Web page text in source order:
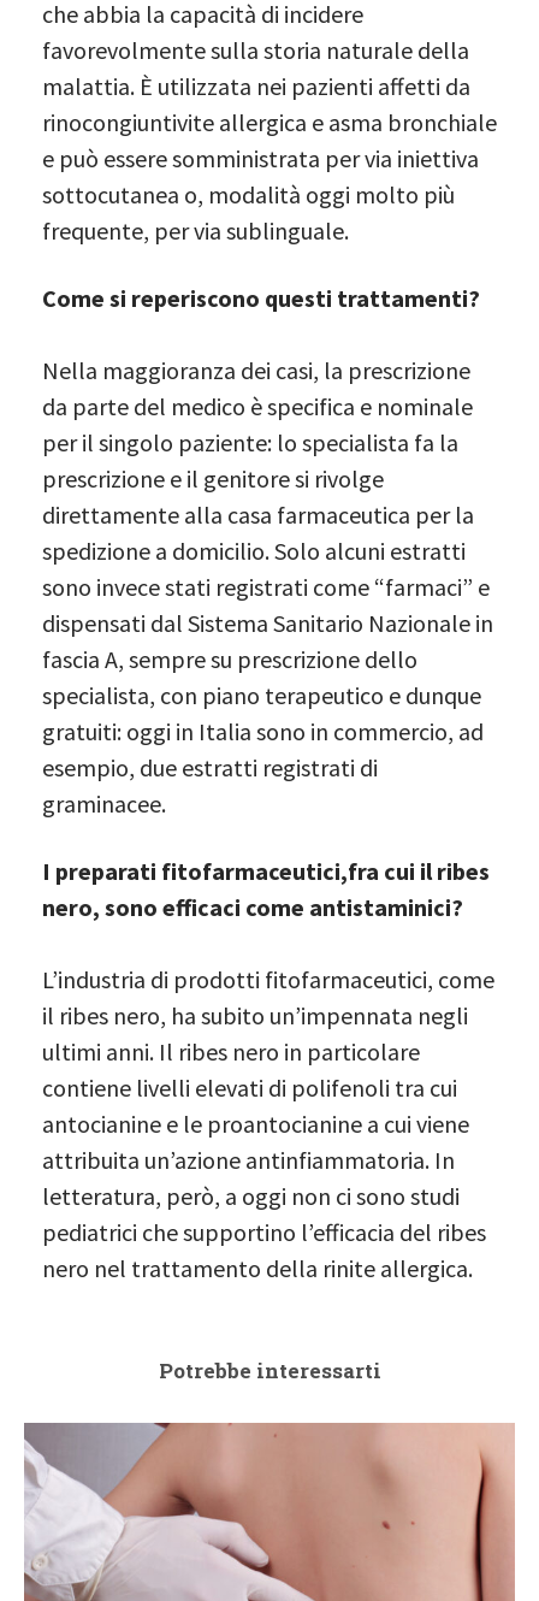
che abbia la capacità di incidere
favorevolmente sulla storia naturale della
malattia. È utilizzata nei pazienti affetti da
rinocongiuntivite allergica e asma bronchiale
e può essere somministrata per via iniettiva
sottocutanea o, modalità oggi molto più
frequente, per via sublinguale.
Come si reperiscono questi trattamenti?
Nella maggioranza dei casi, la prescrizione
da parte del medico è specifica e nominale
per il singolo paziente: lo specialista fa la
prescrizione e il genitore si rivolge
direttamente alla casa farmaceutica per la
spedizione a domicilio. Solo alcuni estratti
sono invece stati registrati come “farmaci” e
dispensati dal Sistema Sanitario Nazionale in
fascia A, sempre su prescrizione dello
specialista, con piano terapeutico e dunque
gratuiti: oggi in Italia sono in commercio, ad
esempio, due estratti registrati di
graminacee.
I preparati fitofarmaceutici,fra cui il ribes
nero, sono efficaci come antistaminici?
L’industria di prodotti fitofarmaceutici, come
il ribes nero, ha subito un’impennata negli
ultimi anni. Il ribes nero in particolare
contiene livelli elevati di polifenoli tra cui
antocianine e le proantocianine a cui viene
attribuita un’azione antinfiammatoria. In
letteratura, però, a oggi non ci sono studi
pediatrici che supportino l’efficacia del ribes
nero nel trattamento della rinite allergica.
Potrebbe interessarti